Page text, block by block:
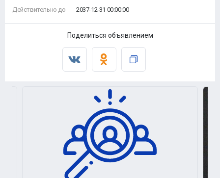
Действительно до
2037-12-31 00:00:00
Поделиться объявлением